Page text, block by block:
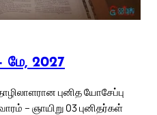
மே, 2027
புனித யோசேப்பு
– ஞாயிறு 03 புனிதர்கள்